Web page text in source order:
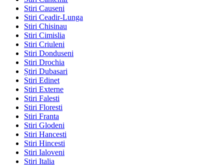
Stiri Causeni
Stiri Ceadir-Lunga
Stiri Chisinau
Stiri Cimislia
Stiri Criuleni
Stiri Donduseni
Stiri Drochia
Știri Dubasari
Stiri Edinet
Stiri Externe
Stiri Falesti
Stiri Floresti
Stiri Franta
Stiri Glodeni
Stiri Hancesti
Stiri Hincesti
Stiri Ialoveni
Stiri Italia